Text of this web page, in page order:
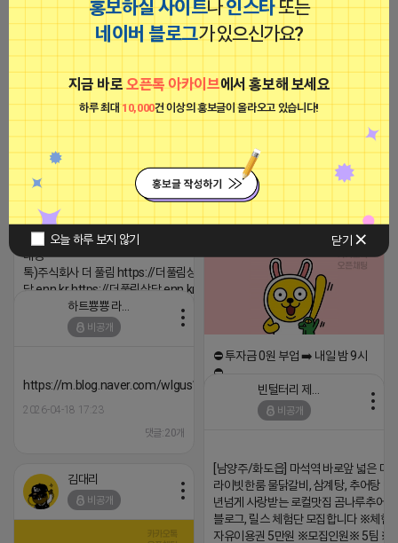
홍보하실 사이트나인스타또는
네이버 블로그가 있으신가요?
지금 바로오픈톡 아카이브에서 홍보해 보세요
하루 최대 10,000건 이상의 홍보글이 올라오고 있습니다!
오늘 하루 보지 않기 닫기
위 잘오르고 있습니다. 트래픽/저장
하기/블로그 대량배포/막배포 등
모두 가능합니다. 대행사 금액으로
이용하실 수 있도록 하겠습니다. 1.
나까마 2. 오케이캐시백 3. 캐시위
키 4. 캐시슬라이드 5. 캐시워크 6.
호올스 (토스) 7. 배달의민족 8. 버
즈빌 9. 알파/브라보/찰리 10. 베이
2025-05-07 11:07 댓글: 0개
트래픽 ‘진짜 반영되는’ 구조로 결과로 보여드립
니다. ▶네이버◀ 리워드 스테이 / 가드 / 자몽 등
- 시즌키워드 최상단 상승&유지 多 - 로직변화,
프로그램 이슈 민감 대응
▔▔▔▔▔▔▔▔▔▔▔▔▔▔▔▔▔▔ ▶쿠팡◀
프라다 / 헤르메스 / 시그니처 등 - 키워드 검색
량 데이터 기반 운영 - 4~7월 시즌 인기 키워드
5위내 多
▔▔▔▔▔▔▔▔▔▔▔▔▔▔▔▔▔▔
▶광고주, 총판, 대행사 모집 中◀ - 장기 협업 파
트너 관계 구축 - 개발사 직접 운영 빠른 피드백
대응 ▔▔▔▔▔▔▔▔▔▔▔▔▔▔▔▔▔▔ (카
톡)주식회사 더 풀림 https://더풀림상
담.enn.kr https://더풀림상담.enn.kr
2026-04-18 17:26
로드제인
비공개
⛔️ 투자금 0원 부업 ➡️ 내일 밤 9시
⛔️
2026-04-18 17:23
하트뿅뿅 라이언
비공개
https://m.blog.naver.com/wlgus1647/224253846149
2026-04-18 17:23
댓글:20개
비공개
[남양주/화도읍] 마석역 바로앞 넓은 매
라이빗한룸 물닭갈비, 삼계탕, 추어탕 맛
년넘게 사랑받는 로컬맛집 곰나루추어
블로그, 릴스 체험단 모집합니다 ※체험
자유이용권 5만원 ※모집인원※ 5팀 ※
김대리
비공개